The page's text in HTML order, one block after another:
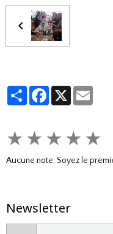
PartagerFacebook
X
★ ★ ★ ★ ★
Aucune note. Soyez le
Newsletter